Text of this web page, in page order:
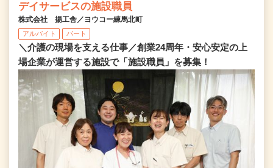
デイサービスの施設職員
株式会社 揚工舎／ヨウコー練馬北町
アルバイト パート
＼介護の現場を支える仕事／創業24周年・安心安定の上
場企業が運営する施設で「施設職員」を募集！